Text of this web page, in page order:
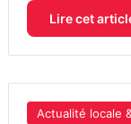
Lire cet
Actualité locale